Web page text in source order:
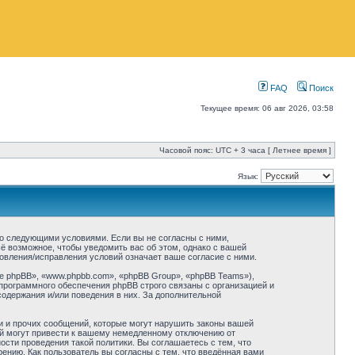
FAQ Поиск
Текущее время: 06 авг 2026, 03:58
Часовой пояс: UTC + 3 часа [ Летнее время ]
Язык:
следующими условиями. Если вы не согласны с ними,
возможное, чтобы уведомить вас об этом, однако с вашей
исправления условий означает ваше согласие с ними.
«www.phpbb.com», «phpBB Group», «phpBB Teams»),
обеспечения phpBB строго связаны с организацией и
и/или поведения в них. За дополнительной
прочих сообщений, которые могут нарушить законы вашей
могут привести к вашему немедленному отключению от
проведения такой политики. Вы соглашаетесь с тем, что
Как пользователь вы согласны с тем, что введённая вами